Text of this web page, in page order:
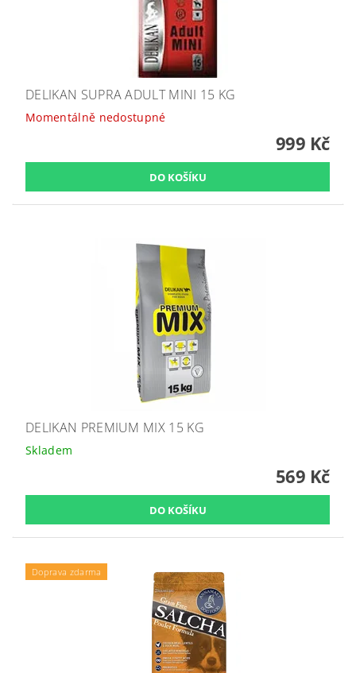
DELIKAN SUPRA ADULT MINI 15 KG
Momentálně nedostupné
999 Kč
DELIKAN PREMIUM MIX 15 KG
Skladem
569 Kč
Doprava zdarma